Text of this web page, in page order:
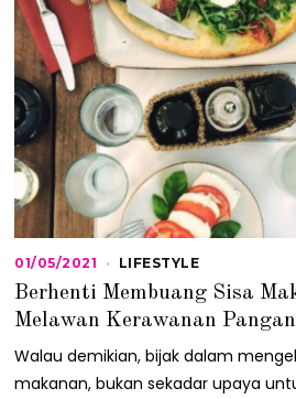
01/05/2021 0
0
/
0
LIFESTYLE
Berhenti Membuang Sisa
Melawan Kerawanan Pangan
Walau demikian, bijak dalam
makanan, bukan sekadar upaya